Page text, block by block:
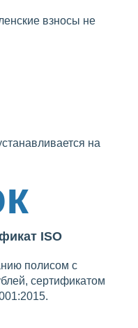
взносы не
на
ISO
полисом с
сертификатом